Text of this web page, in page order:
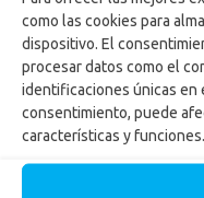
como las cookies para
dispositivo. El
procesar datos como el
identificaciones únicas en
consentimiento, puede
características y funciones.
Enlaces Externos
PQRSF: tu opinión es